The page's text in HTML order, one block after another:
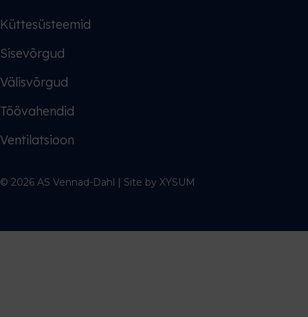
Küttesüsteemid
Sisevõrgud
Välisvõrgud
Töövahendid
Ventilatsioon
© 2026 AS Vennad-Dahl | Site by XYSUM